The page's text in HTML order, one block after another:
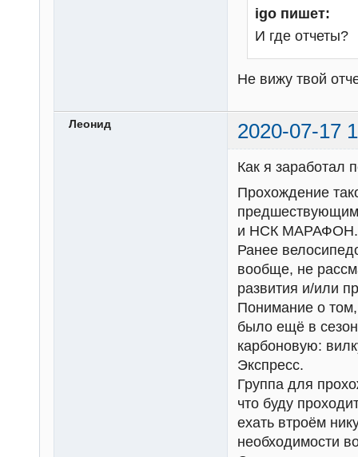
igo пишет:
И где отчеты?
Не вижу твой
Леонид 2020-07-17
Как я заработал
Прохождение
и НСК МАРАФОН.
Ранее
вообще, не
развития и/или
Понимание о том,
было ещё в
карбоновую:
Экспресс.
Группа для
что буду
ехать втроём
необходимости